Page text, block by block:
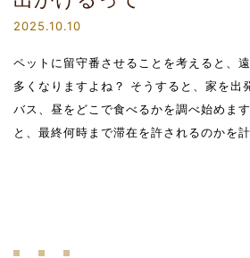
2025.10.10
ペットに留守番させることを考えると、
多くなりますよね？ そうすると、家を出
バス、昼をどこで食べるかを調べ始めま
と、最終何時まで滞在を許されるのかを